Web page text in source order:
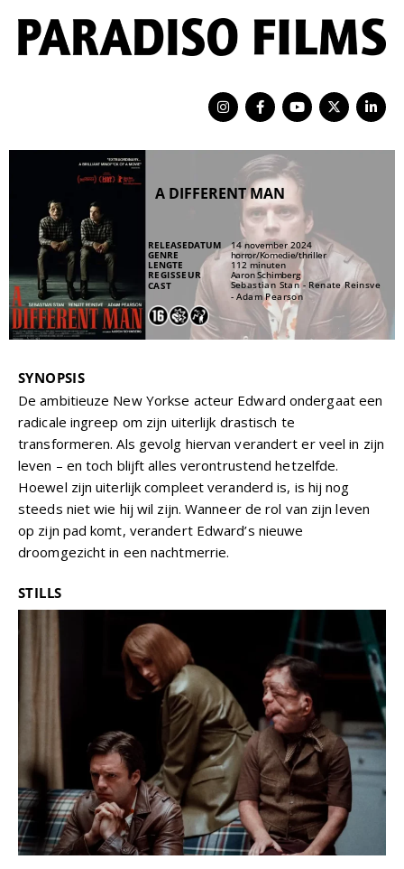
A DIFFERENT MAN
RELEASEDATUM
GENRE
LENGTE
REGISSEUR
CAST
14 november 2024
horror/Komedie/thriller
112 minuten
Aaron Schimberg
Sebastian Stan - Renate Reinsve
- Adam Pearson
SYNOPSIS
De ambitieuze New Yorkse acteur Edward ondergaat een
radicale ingreep om zijn uiterlijk drastisch te
transformeren. Als gevolg hiervan verandert er veel in zijn
leven – en toch blijft alles verontrustend hetzelfde.
Hoewel zijn uiterlijk compleet veranderd is, is hij nog
steeds niet wie hij wil zijn. Wanneer de rol van zijn leven
op zijn pad komt, verandert Edward’s nieuwe
droomgezicht in een nachtmerrie.
STILLS